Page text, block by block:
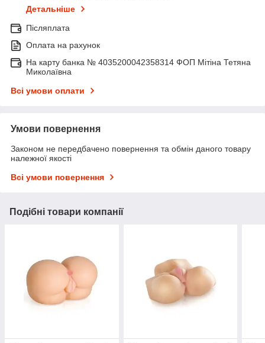
Детальніше
Післяплата
Оплата на рахунок
На карту банка № 4035200042358314 ФОП Мітіна Тетяна
Миколаївна
Всі умови оплати
Умови повернення
Законом не передбачено повернення та обмін даного товару
належної якості
Всі умови повернення
Подібні товари компанії